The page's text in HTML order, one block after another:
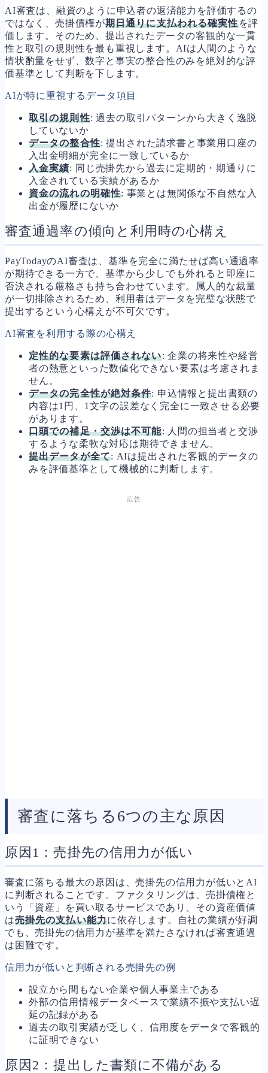
AI審査は、融資のように申込者の返済能力を評価するの
ではなく、売掛債権が期日通りに支払われる確実性を評
価します。そのため、提出されたデータの客観的な一貫
性と取引の規則性を最も重視します。AIは人間のような
情状酌量をせず、数字と事実の整合性のみを絶対的な評
価基準として判断を下します。
AIが特に重視するデータ項目
取引の規則性: 過去の取引パターンから大きく逸脱
していないか
データの整合性: 提出された請求書と事業用口座の
入出金明細が完全に一致しているか
入金実績: 同じ売掛先から過去に定期的・期通りに
入金されている実績があるか
資金の流れの明確性: 事業とは無関係な不自然な入
出金が履歴にないか
審査通過率の傾向と利用時の心構え
PayTodayのAI審査は、基準を完全に満たせば高い通過率
が期待できる一方で、基準から少しでも外れると即座に
否決される厳格さも持ち合わせています。属人的な裁量
が一切排除されるため、利用者はデータを完璧な状態で
提出するという心構えが不可欠です。
AI審査を利用する際の心構え
定性的な要素は評価されない: 企業の将来性や経営
者の熱意といった数値化できない要素は考慮されま
せん。
データの完全性が絶対条件: 申込情報と提出書類の
内容は1円、1文字の誤差なく完全に一致させる必要
があります。
口頭での補足・交渉は不可能: 人間の担当者と交渉
するような柔軟な対応は期待できません。
提出データが全て: AIは提出された客観的データの
みを評価基準として機械的に判断します。
広告
審査に落ちる6つの主な原因
原因1：売掛先の信用力が低い
審査に落ちる最大の原因は、売掛先の信用力が低いとAI
に判断されることです。ファクタリングは、売掛債権と
いう「資産」を買い取るサービスであり、その資産価値
は売掛先の支払い能力に依存します。自社の業績が好調
でも、売掛先の信用力が基準を満たさなければ審査通過
は困難です。
信用力が低いと判断される売掛先の例
設立から間もない企業や個人事業主である
外部の信用情報データベースで業績不振や支払い遅
延の記録がある
過去の取引実績が乏しく、信用度をデータで客観的
に証明できない
原因2：提出した書類に不備がある